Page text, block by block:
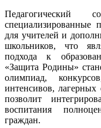
Педагогический
специализированные
для учителей и
школьников, что
подхода к
«Защита Родины»
олимпиад,
интенсивов,
позволит
воспитания
граждан.